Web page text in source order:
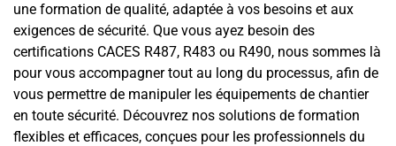
une formation de qualité, adaptée à vos besoins et aux
exigences de sécurité. Que vous ayez besoin des
certifications CACES R487, R483 ou R490, nous sommes là
pour vous accompagner tout au long du processus, afin de
vous permettre de manipuler les équipements de chantier
en toute sécurité. Découvrez nos solutions de formation
flexibles et efficaces, conçues pour les professionnels du